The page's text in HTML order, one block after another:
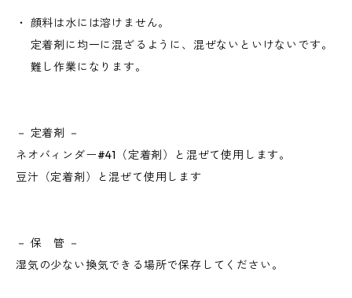
・ 顔料は水には溶けません。
定着剤に均一に混ざるように、混ぜないといけないです。
難し作業になります。
－ 定着剤 －
ネオバィンダー#41（定着剤）と混ぜて使用します。
豆汁（定着剤）と混ぜて使用します
－ 保 管 －
湿気の少ない換気できる場所で保存してください。